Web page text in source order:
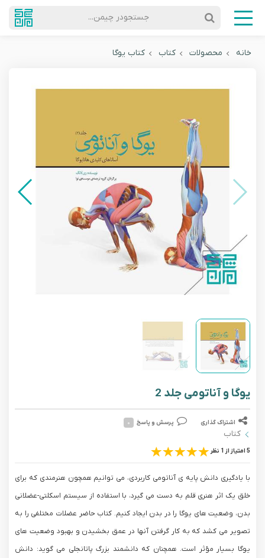
جستجودر چیمن...
خانه محصولات کتاب کتاب یوگا
یوگا و آناتومی جلد 2
اشتراک گذاری پرسش و پاسخ ۰
کتاب
5 امتیاز از 1 نظر
با یادگیری دانش پایه ی آناتومی کاربردی، می توانیم همچون هنرمندی که برای
خلق یک اثر هنری قلم به دست می گیرد، با استفاده از سیستم اسکلتی-عضلانی
بدن، وضعیت های یوگا را در بدن ایجاد کنیم. کتاب حاضر عضلات مختلفی را به
تصویر می کشد که به کار گرفتن آنها در عمق بخشیدن و بهبود وضعیت های
یوگا بسیار مؤثر است. همچنان که دانشمند بزرگ پاتانجلی می گوید: دانش